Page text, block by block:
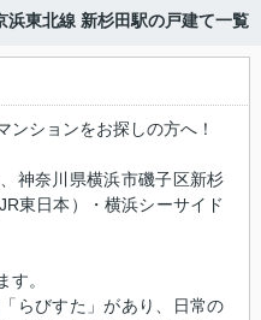
浜東北線 新杉田駅の戸建て一覧
ンションをお探しの方へ！
神奈川県横浜市磯子区新杉
東日本）・横浜シーサイド
。
らびすた」があり、日常の